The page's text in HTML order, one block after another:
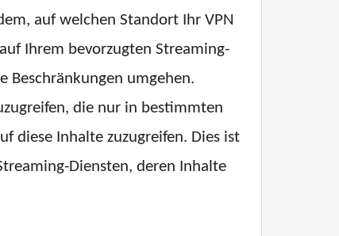
auf welchen Standort Ihr VPN
Ihrem bevorzugten Streaming-
Beschränkungen umgehen.
die nur in bestimmten
diese Inhalte zuzugreifen. Dies ist
Diensten, deren Inhalte